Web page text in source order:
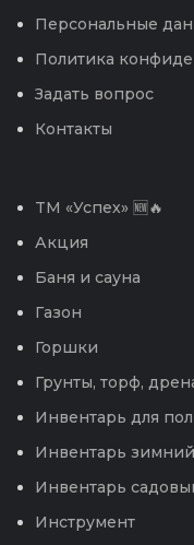
Персональные
Политика
Задать вопрос
Контакты
TM «Успех» 🆕🔥
Акция
Баня и сауна
Газон
Горшки
Грунты, торф,
Инвентарь для
Инвентарь зимний
Инвентарь
Инструмент